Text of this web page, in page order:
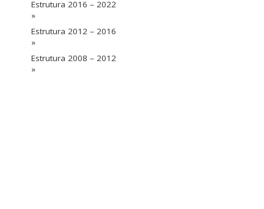
Estrutura 2016 – 2022
»
Estrutura 2012 – 2016
»
Estrutura 2008 – 2012
»